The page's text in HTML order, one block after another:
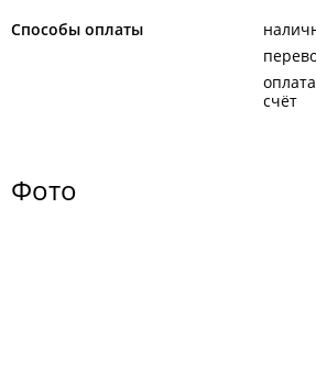
Способы оплаты
счёт
Фото